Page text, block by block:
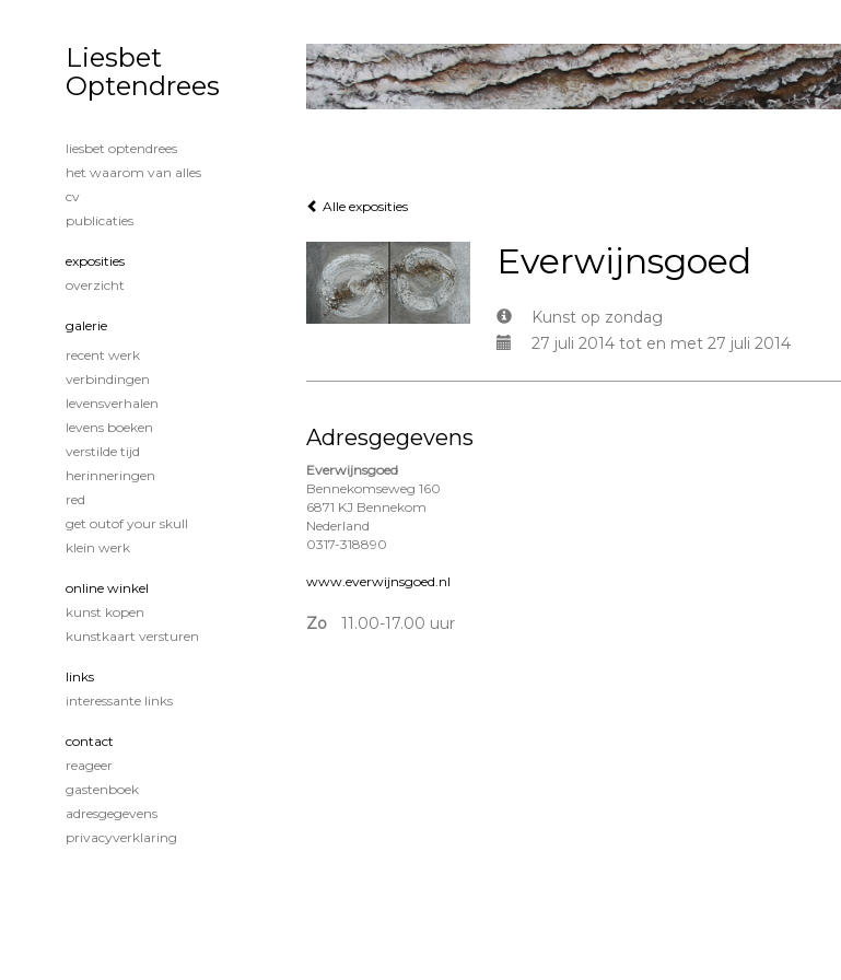
Alle exposities
Everwijnsgoed
Kunst op zondag
27 juli 2014 tot en met 27 juli 2014
Adresgegevens
Everwijnsgoed
Bennekomseweg 160
6871 KJ Bennekom
Nederland
0317-318890
www.everwijnsgoed.nl
Zo 11.00-17.00 uur
Liesbet
Optendrees
liesbet optendrees
het waarom van alles
cv
publicaties
exposities
overzicht
galerie
recent werk
verbindingen
levensverhalen
levens boeken
verstilde tijd
herinneringen
red
get outof your skull
klein werk
online winkel
kunst kopen
kunstkaart versturen
links
interessante links
contact
reageer
gastenboek
adresgegevens
privacyverklaring